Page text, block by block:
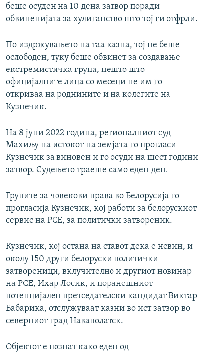
беше осуден на 10 дена затвор поради
обвиненијата за хулиганство што тој ги отфрли.
По издржувањето на таа казна, тој не беше
ослободен, туку беше обвинет за создавање
екстремистичка група, нешто што
официјалните лица со месеци не им го
откриваа на роднините и на колегите на
Кузнечик.
На 8 јуни 2022 година, регионалниот суд
Махиљу на истокот на земјата го прогласи
Кузнечик за виновен и го осуди на шест години
затвор. Судењето траеше само еден ден.
Групите за човекови права во Белорусија го
прогласија Кузнечик, кој работи за белорускиот
сервис на РСЕ, за политички затвореник.
Кузнечик, кој остана на ставот дека е невин, и
околу 150 други белоруски политички
затвореници, вклучително и другиот новинар
на РСЕ, Ихар Лосик, и поранешниот
потенцијален претседателски кандидат Виктар
Бабарика, отслужуваат казни во ист затвор во
северниот град Наваполатск.
Објектот е познат како еден од